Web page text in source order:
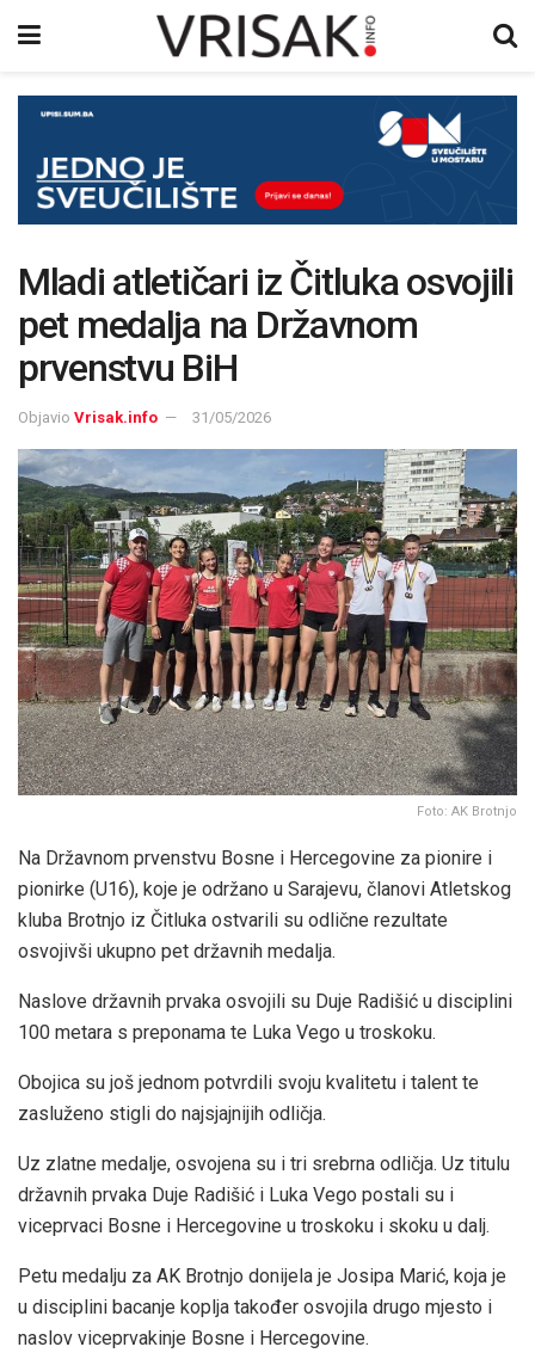
Mladi atletičari iz Čitluka osvojili
pet medalja na Državnom
prvenstvu BiH
Objavio Vrisak.info 31/05/2026
Foto: AK Brotnjo
Na Državnom prvenstvu Bosne i Hercegovine za pionire i
pionirke (U16), koje je održano u Sarajevu, članovi Atletskog
kluba Brotnjo iz Čitluka ostvarili su odlične rezultate
osvojivši ukupno pet državnih medalja.
Naslove državnih prvaka osvojili su Duje Radišić u disciplini
100 metara s preponama te Luka Vego u troskoku.
Obojica su još jednom potvrdili svoju kvalitetu i talent te
zasluženo stigli do najsjajnijih odličja.
Uz zlatne medalje, osvojena su i tri srebrna odličja. Uz titulu
državnih prvaka Duje Radišić i Luka Vego postali su i
viceprvaci Bosne i Hercegovine u troskoku i skoku u dalj.
Petu medalju za AK Brotnjo donijela je Josipa Marić, koja je
u disciplini bacanje koplja također osvojila drugo mjesto i
naslov viceprvakinje Bosne i Hercegovine.